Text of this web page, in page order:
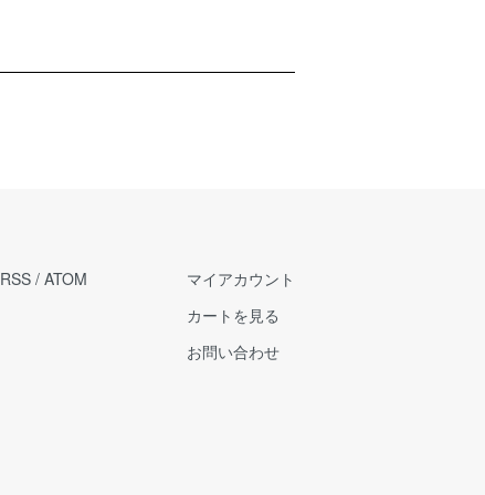
RSS / ATOM
マイアカウント
カートを見る
お問い合わせ